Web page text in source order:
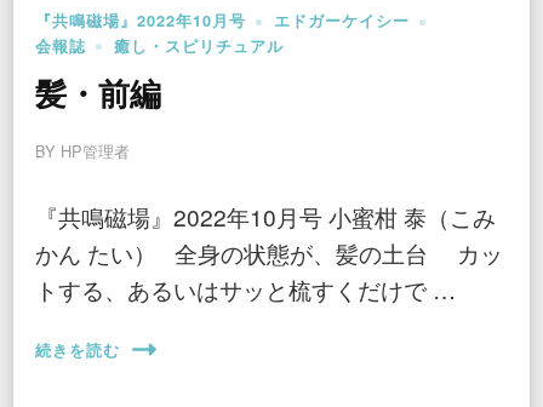
『共鳴磁場』2022年10月号
エドガーケイシー
会報誌
癒し・スピリチュアル
髪・前編
BY HP管理者
『共鳴磁場』2022年10月号 小蜜柑 泰（こみ
かん たい） 全身の状態が、髪の土台 カッ
トする、あるいはサッと梳すくだけで …
続きを読む